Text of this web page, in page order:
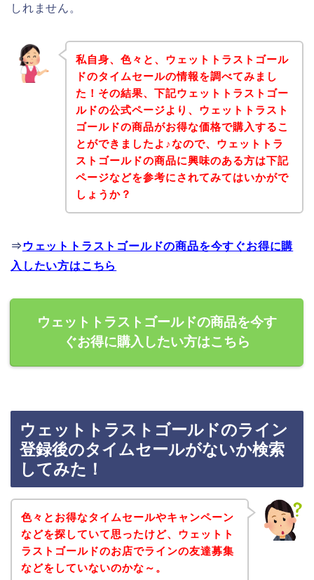
しれません。
私自身、色々と、ウェットトラストゴール
ドのタイムセールの情報を調べてみまし
た！その結果、下記ウェットトラストゴー
ルドの公式ページより、ウェットトラスト
ゴールドの商品がお得な価格で購入するこ
とができましたよ♪なので、ウェットトラ
ストゴールドの商品に興味のある方は下記
ページなどを参考にされてみてはいかがで
しょうか？
⇒ ウェットトラストゴールドの商品を今すぐお得に購
入したい方はこちら
ウェットトラストゴールドの商品を今す
ぐお得に購入したい方はこちら
ウェットトラストゴールドのライン
登録後のタイムセールがないか検索
してみた！
色々とお得なタイムセールやキャンペーン
などを探していて思ったけど、ウェットト
ラストゴールドのお店でラインの友達募集
などをしていないのかな～。